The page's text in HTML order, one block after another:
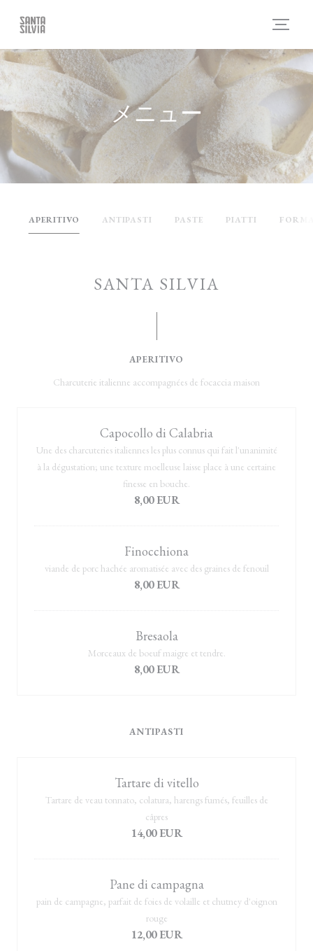
メニュー
APERITIVO ANTIPASTI PASTE PIATTI
SANTA SILVIA
APERITIVO
Charcuterie italienne accompagnées de focaccia maison
Capocollo di Calabria
Une des charcuteries italiennes les plus connus qui fait l'unanimité
à la dégustation; une texture moelleuse laisse place à une certaine
finesse en bouche.
8,00 EUR
Finocchiona
viande de porc hachée aromatisée avec des graines de fenouil
8,00 EUR
Bresaola
Morceaux de boeuf maigre et tendre.
8,00 EUR
ANTIPASTI
Tartare di vitello
Tartare de veau tonnato, colatura, harengs fumés, feuilles de
câpres
14,00 EUR
Pane di campagna
pain de campagne, parfait de foies de volaille et chutney d'oignon
rouge
12,00 EUR